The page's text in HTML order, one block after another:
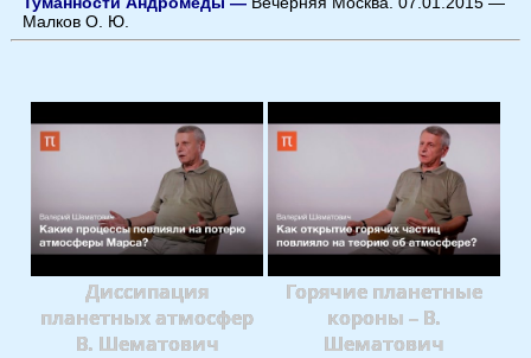
Малков О. Ю.
Диссипация
планетных атмосфер
В. Шематович
Горячие планетные
короны – В.
Шематович